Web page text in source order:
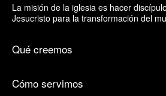
La misión de la iglesia es hacer
Jesucristo para la transformación del
Qué creemos
Cómo servimos